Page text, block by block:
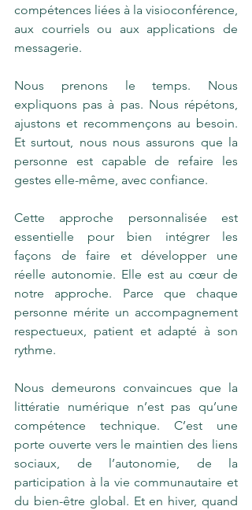
compétences liées à la visioconférence,
aux courriels ou aux applications de
messagerie.
Nous prenons le temps. Nous
expliquons pas à pas. Nous répétons,
ajustons et recommençons au besoin.
Et surtout, nous nous assurons que la
personne est capable de refaire les
gestes elle-même, avec confiance.
Cette approche personnalisée est
essentielle pour bien intégrer les
façons de faire et développer une
réelle autonomie. Elle est au cœur de
notre approche. Parce que chaque
personne mérite un accompagnement
respectueux, patient et adapté à son
rythme.
Nous demeurons convaincues que la
littératie numérique n’est pas qu’une
compétence technique. C’est une
porte ouverte vers le maintien des liens
sociaux, de l’autonomie, de la
participation à la vie communautaire et
du bien-être global. Et en hiver, quand